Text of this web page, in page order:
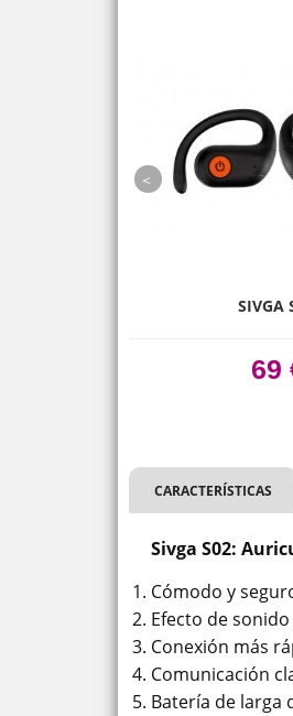
SIVGA
69
CARACTERÍSTICAS
Sivga S02:
Cómodo y
Efecto de
Conexión más
Comunicación
Batería de larga